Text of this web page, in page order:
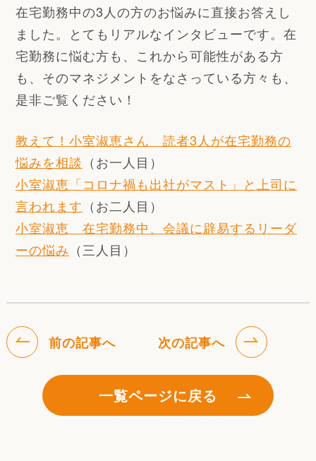
在宅勤務中の3人の方のお悩みに直接お答えし
ました。とてもリアルなインタビューです。在
宅勤務に悩む方も、これから可能性がある方
も、そのマネジメントをなさっている方々も、
是非ご覧ください！
教えて！小室淑恵さん 読者3人が在宅勤務の
悩みを相談 （お一人目）
小室淑恵「コロナ禍も出社がマスト」と上司に
言われます （お二人目）
小室淑恵 在宅勤務中、会議に辟易するリーダ
ーの悩み （三人目）
前の記事へ
一覧ページに戻る
次の記事へ